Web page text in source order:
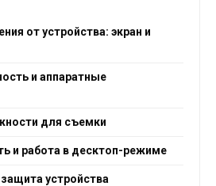
от устройства: экран и
и аппаратные
для съемки
и работа в десктоп-режиме
устройства